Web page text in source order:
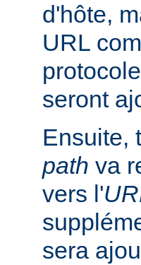
d'hôte,
URL
seront
Ensuite,
path va
vers l'
sera